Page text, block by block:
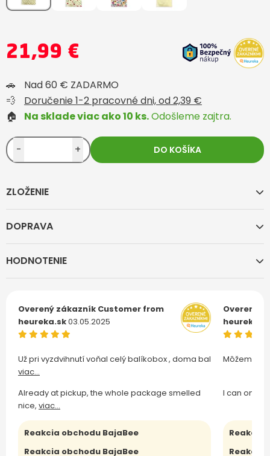
ZLOŽENIE
DOPRAVA
HODNOTENIE
Overený zákazník Customer from
heureka.sk03.05.2025
Už pri vyzdvihnutí voňal celý balíkobox , doma bal
viac...
Already at pickup, the whole package smelled
nice, viac...
Reakcia obchodu BajaBee
Reakcia obchodu BajaBee
Overený
Môžem len
I can only
Reakcia
Reakcia
21,99 €
🚗
Nad 60 € ZADARMO
💨
Doručenie 1-2 pracovné dni, od 2,39 €
🏠
Na sklade viac ako 10 ks.Odošleme zajtra.
- + DO KOŠÍKA